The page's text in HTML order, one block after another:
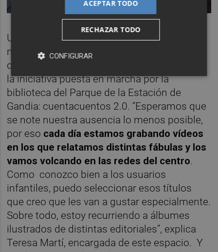
Una práctica tan enraizada en la esencia
misma de los seres humanos como es
contarse historias unos a otros protagoniza
la iniciativa puesta en marcha por la
biblioteca del Parque de la Estación de
Gandia: cuentacuentos 2.0. “Esperamos que
se note nuestra ausencia lo menos posible,
por eso cada día estamos grabando vídeos
en los que relatamos distintas fábulas y los
vamos volcando en las redes del centro.
Como conozco bien a los usuarios
infantiles, puedo seleccionar esos títulos
que creo que les van a gustar especialmente.
Sobre todo, estoy recurriendo a álbumes
ilustrados de distintas editoriales”, explica
Teresa Martí, encargada de este espacio. Y
ACEPTAR TODO
RECHAZAR TODO
CONFIGURAR